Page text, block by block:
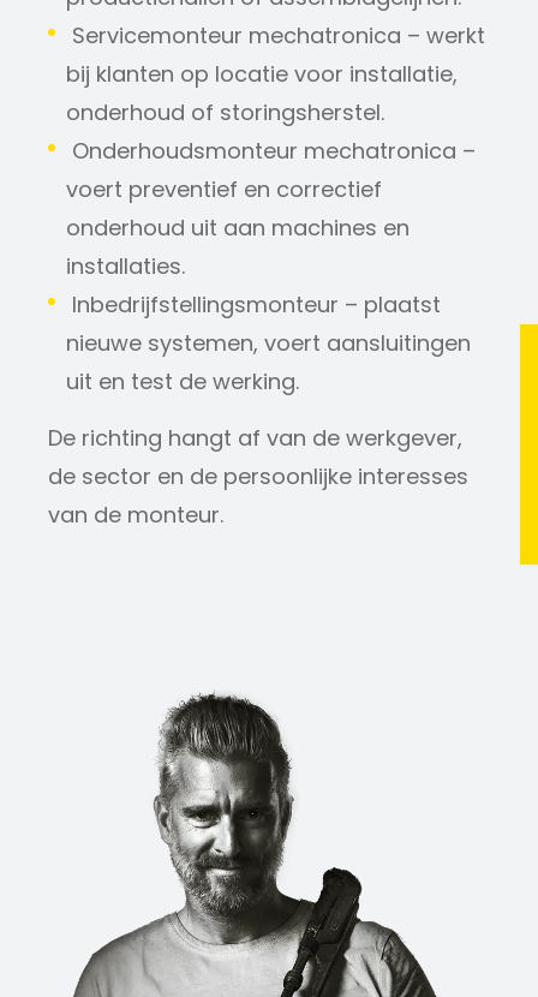
Servicemonteur mechatronica – werkt
bij klanten op locatie voor installatie,
onderhoud of storingsherstel.
Onderhoudsmonteur mechatronica –
voert preventief en correctief
onderhoud uit aan machines en
installaties.
Inbedrijfstellingsmonteur – plaatst
nieuwe systemen, voert aansluitingen
uit en test de werking.
De richting hangt af van de werkgever,
de sector en de persoonlijke interesses
van de monteur.